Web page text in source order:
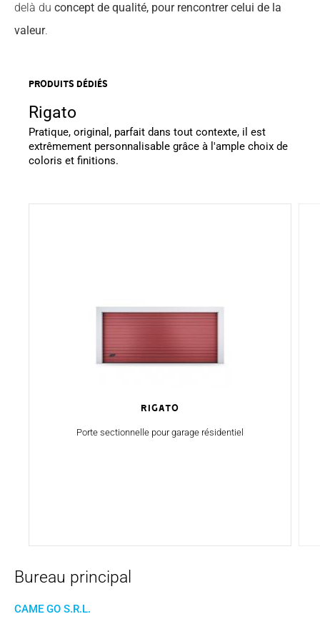
delà du concept de qualité, pour rencontrer celui de la
valeur.
Produits dédiés
Rigato
Pratique, original, parfait dans tout contexte, il est
extrêmement personnalisable grâce à l'ample choix de
coloris et finitions.
Rigato
Porte sectionnelle pour garage résidentiel
Bureau principal
CAME GO S.R.L.